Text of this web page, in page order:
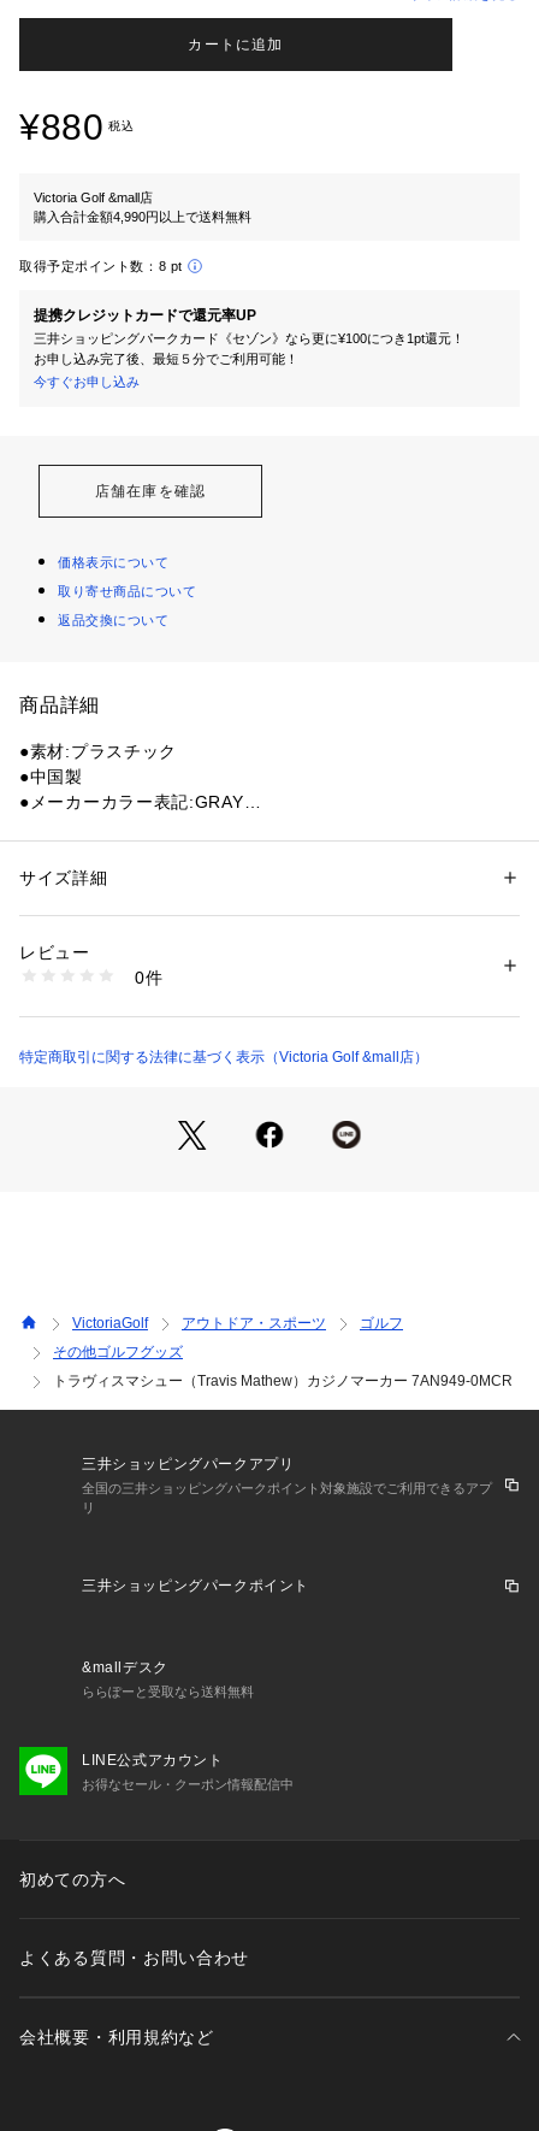
カートに追加
¥880 税込
Victoria Golf &mall店
購入合計金額4,990円以上で送料無料
取得予定ポイント数： 8 pt
提携クレジットカードで還元率UP
三井ショッピングパークカード《セゾン》なら更に¥100につき1pt還元！
お申し込み完了後、最短５分でご利用可能！
今すぐお申し込み
店舗在庫を確認
価格表示について
取り寄せ商品について
返品交換について
商品詳細
●素材:プラスチック
●中国製
●メーカーカラー表記:GRAY
カー。TravisMathewらしい気分が上がるデザインが魅力。
※一部商品において弊社カラー表記がメーカーカラー表記と異
なる場合があります。
※掲載の価格・製品のパッケージ・デザイン・仕様について、
クトリアゴルフ ビクトリアゴルフ Victoria Golf ゴルフ小物 ア
性別：レディース
商品番号：
10902649501 （ショップ）
サイズ詳細
レビュー
0件
特定商取引に関する法律に基づく表示（Victoria Golf &mall店）
VictoriaGolf アウトドア・スポーツ
ゴルフ
その他ゴルフグッズ
トラヴィスマシュー（Travis Mathew）カジノマーカー 7AN949-0MCR
三井ショッピングパークアプリ
全国の三井ショッピングパークポイント対象施設でご利用できるアプ
リ
三井ショッピングパークポイント
&mallデスク
ららぽーと受取なら送料無料
LINE公式アカウント
お得なセール・クーポン情報配信中
初めての方へ
よくある質問・お問い合わせ
会社概要・利用規約など